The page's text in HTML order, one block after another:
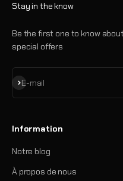
Stay in the know
Be the first one to know
special offers
E-mail
S'inscrire
Information
Notre blog
À propos de nous